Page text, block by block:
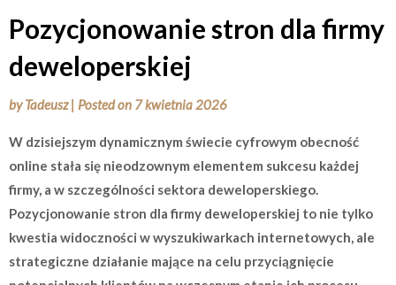
Pozycjonowanie stron dla firmy
deweloperskiej
byTadeusz | Posted on 7 kwietnia 2026
W dzisiejszym dynamicznym świecie cyfrowym obecność
online stała się nieodzownym elementem sukcesu każdej
firmy, a w szczególności sektora deweloperskiego.
Pozycjonowanie stron dla firmy deweloperskiej to nie tylko
kwestia widoczności w wyszukiwarkach internetowych, ale
strategiczne działanie mające na celu przyciągnięcie